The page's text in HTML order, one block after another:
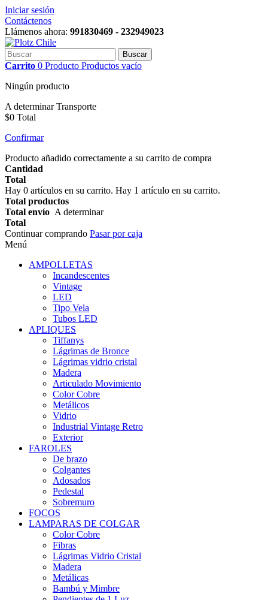
Iniciar sesión
Contáctenos
Llámenos ahora: 991830469 - 232949023
Buscar
Carrito 0 Producto Productos vacío
Ningún producto
A determinarTransporte
$0 Total
Confirmar
Producto añadido correctamente a su carrito de compra
Cantidad
Total
Hay 0 artículos en su carrito. Hay 1 artículo en su carrito.
Total productos
Total envío A determinar
Total
Continuar comprando Pasar por caja
Menú
AMPOLLETAS
Incandescentes
Vintage
LED
Tipo Vela
Tubos LED
APLIQUES
Tiffanys
Lágrimas de Bronce
Lágrimas vidrio cristal
Madera
Articulado Movimiento
Color Cobre
Metálicos
Vidrio
Industrial Vintage Retro
Exterior
FAROLES
De brazo
Colgantes
Adosados
Pedestal
Sobremuro
FOCOS
LAMPARAS DE COLGAR
Color Cobre
Fibras
Lágrimas Vidrio Cristal
Madera
Metálicas
Bambú y Mimbre